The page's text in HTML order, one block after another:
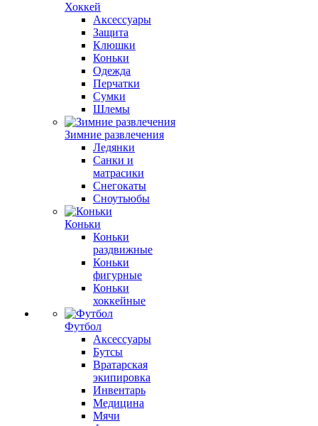
Хоккей
Аксессуары
Защита
Клюшки
Коньки
Одежда
Перчатки
Сумки
Шлемы
Зимние развлечения
Ледянки
Санки и
матрасики
Снегокаты
Сноутьюбы
Коньки
Коньки
раздвижные
Коньки
фигурные
Коньки
хоккейные
Футбол
Аксессуары
Бутсы
Вратарская
экипировка
Инвентарь
Медицина
Мячи